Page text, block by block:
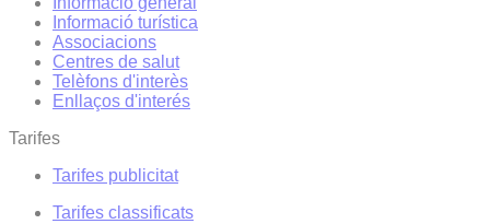
Informació turística
Associacions
Centres de salut
Telèfons d'interès
Enllaços d'interés
Tarifes
Tarifes publicitat
Tarifes classificats